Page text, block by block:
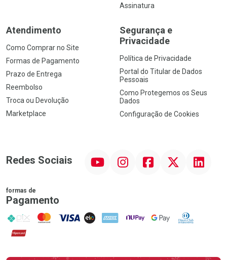
Assinatura
Atendimento
Como Comprar no Site
Formas de Pagamento
Prazo de Entrega
Reembolso
Troca ou Devolução
Marketplace
Segurança e
Privacidade
Política de Privacidade
Portal do Titular de Dados
Pessoais
Como Protegemos os Seus
Dados
Configuração de Cookies
Redes Sociais InstagramFacebookTwitter Linkedin
formas de
Pagamento
PIX MasterCard
VISA ELO AMEX NuPay Google PayDiners Club
Hipercard